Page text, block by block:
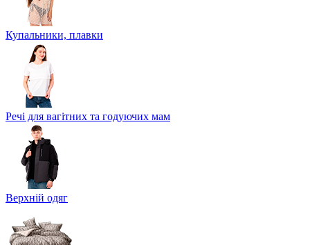
Купальники, плавки
Речі для вагітних та годуючих мам
Верхній одяг